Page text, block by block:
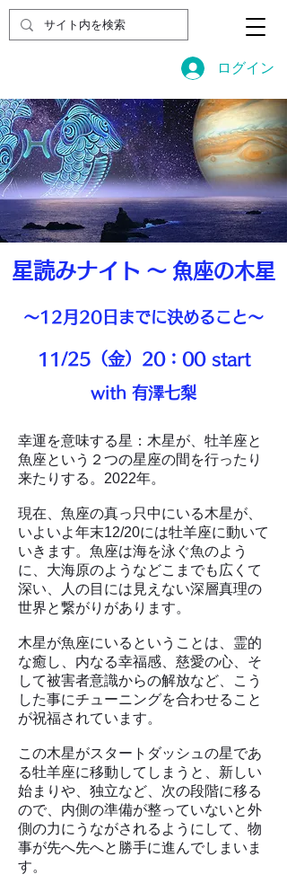
ログイン
星読みナイト 〜 魚座の木星
〜12月20日までに決めること〜
11/25（金）20：00 start
with 有澤七梨
幸運を意味する星：木星が、牡羊座と
魚座という２つの星座の間を行ったり
来たりする。2022年。
現在、魚座の真っ只中にいる木星が、
いよいよ年末12/20には牡羊座に動いて
いきます。魚座は海を泳ぐ魚のよう
に、大海原のようなどこまでも広くて
深い、人の目には見えない深層真理の​
世界と繋がりがあります。
木星が魚座にいるということは、霊的
な癒し、内なる幸福感、慈愛の心、そ
して被害者意識からの解放など、こう
した事にチューニングを合わせること
が祝福されています。
この木星がスタートダッシュの星であ
る牡羊座に移動してしまうと、新しい
始まりや、独立など、次の段階に移る
ので、内側の準備が整っていないと外
側の力にうながされるようにして、物
事が​先へ先へと勝手に進んでしまいま
す。